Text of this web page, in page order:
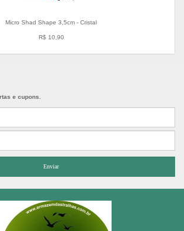
Micro Shad Shape 3,5cm - Cristal
R$ 10,90
e cupons.